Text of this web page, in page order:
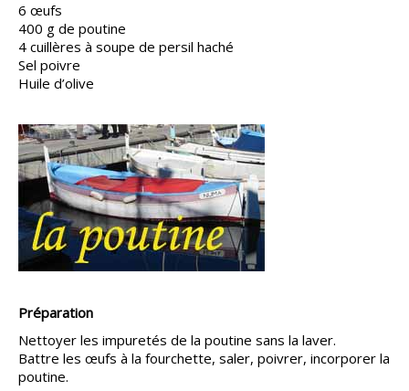
6 œufs
400 g de poutine
4 cuillères à soupe de persil haché
Sel poivre
Huile d’olive
Préparation
Nettoyer les impuretés de la poutine sans la laver.
Battre les œufs à la fourchette, saler, poivrer, incorporer la
poutine.